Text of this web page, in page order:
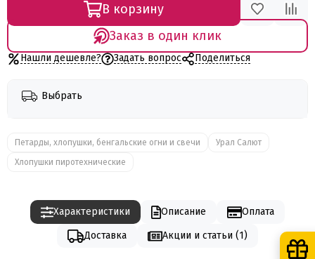
В корзину
Заказ в один клик
Нашли дешевле? Задать вопрос Поделиться
Выбрать
Петарды, хлопушки, бенгальские огни и свечи
Урал Салют
Хлопушки пиротехнические
Характеристики Описание
Оплата
Доставка
Акции и статьи (1)